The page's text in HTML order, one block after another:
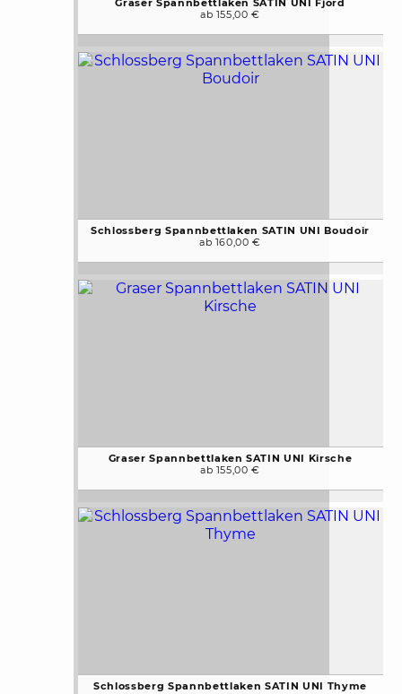
Graser Spannbettlaken SATIN UNI Fjord
ab 155,00 €
Schlossberg Spannbettlaken SATIN UNI Boudoir
ab 160,00 €
Graser Spannbettlaken SATIN UNI Kirsche
ab 155,00 €
Schlossberg Spannbettlaken SATIN UNI Thyme